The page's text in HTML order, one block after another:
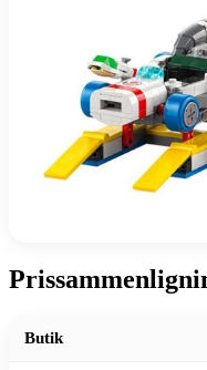
Butik